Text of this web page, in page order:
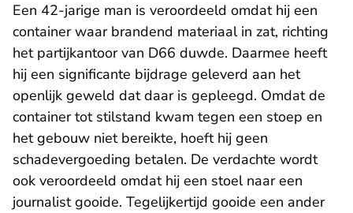
Een 42-jarige man is veroordeeld omdat hij een
container waar brandend materiaal in zat, richting
het partijkantoor van D66 duwde. Daarmee heeft
hij een significante bijdrage geleverd aan het
openlijk geweld dat daar is gepleegd. Omdat de
container tot stilstand kwam tegen een stoep en
het gebouw niet bereikte, hoeft hij geen
schadevergoeding betalen. De verdachte wordt
ook veroordeeld omdat hij een stoel naar een
journalist gooide. Tegelijkertijd gooide een ander